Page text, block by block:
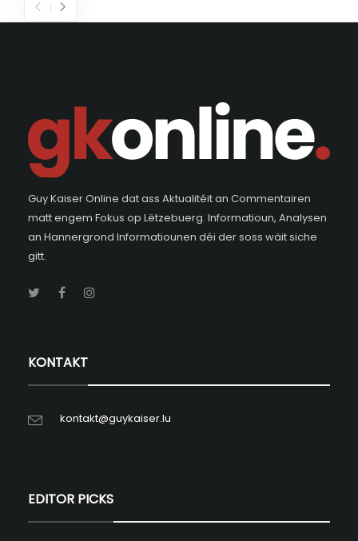
Guy Kaiser Online dat ass Aktualitéit an Commentairen
matt engem Fokus op Lëtzebuerg. Informatioun, Analysen
an Hannergrond Informatiounen déi der soss wäit siche
gitt.
KONTAKT
kontakt@guykaiser.lu
EDITOR PICKS